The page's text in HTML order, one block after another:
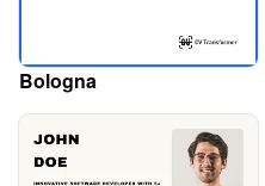
Bologna